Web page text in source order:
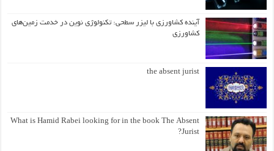
آینده کشاورزی با لیزر سطحی: تکنولوژی نوین در خدمت زمین‌های
کشاورزی
the absent jurist
What is Hamid Rabei looking for in the book The Absent
Jurist?